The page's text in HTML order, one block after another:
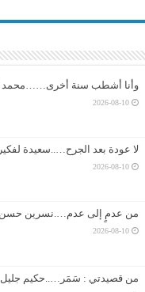
وأنا أشطب سنة أخرى……محمد
2026-08-10
لا عودة بعد الجرح…..سعيدة
2026-08-10
من عدمٍ إلى عدم….نسرين حسن
2026-08-10
من قصيدتي : سَمَر…..حكيم جليل